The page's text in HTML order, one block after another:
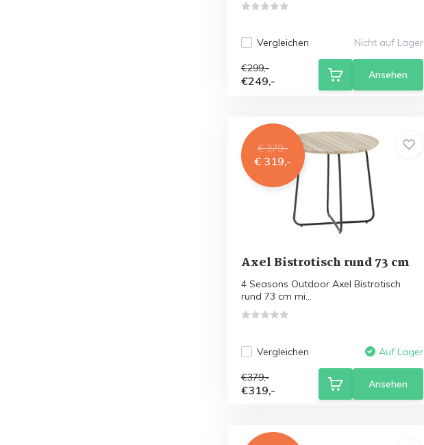
Vergleichen Nicht auf Lager
€299,-
€249,- Ansehen
€ 379,-
€ 319,-
Axel Bistrotisch rund 73 cm
4 Seasons Outdoor Axel Bistrotisch
rund 73 cm mi...
Vergleichen Auf Lager
€379,-
€319,- Ansehen